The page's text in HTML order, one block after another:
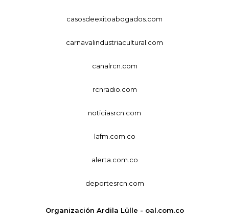
casosdeexitoabogados.com
carnavalindustriacultural.com
canalrcn.com
rcnradio.com
noticiasrcn.com
lafm.com.co
alerta.com.co
deportesrcn.com
Organización Ardila Lülle - oal.com.co